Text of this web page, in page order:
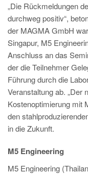
EN
ZH
MAGMA Indien
EN
MAGMA Korea
EN
KO
„Die Rückmeldungen
durchweg positiv“,
der MAGMA GmbH
Singapur, M5
Anschluss an das
der die Teilnehmer
Führung durch die
Veranstaltung ab. „Der
Kostenoptimierung mit
den
in die Zukunft.
M5 Engineering
M5 Engineering